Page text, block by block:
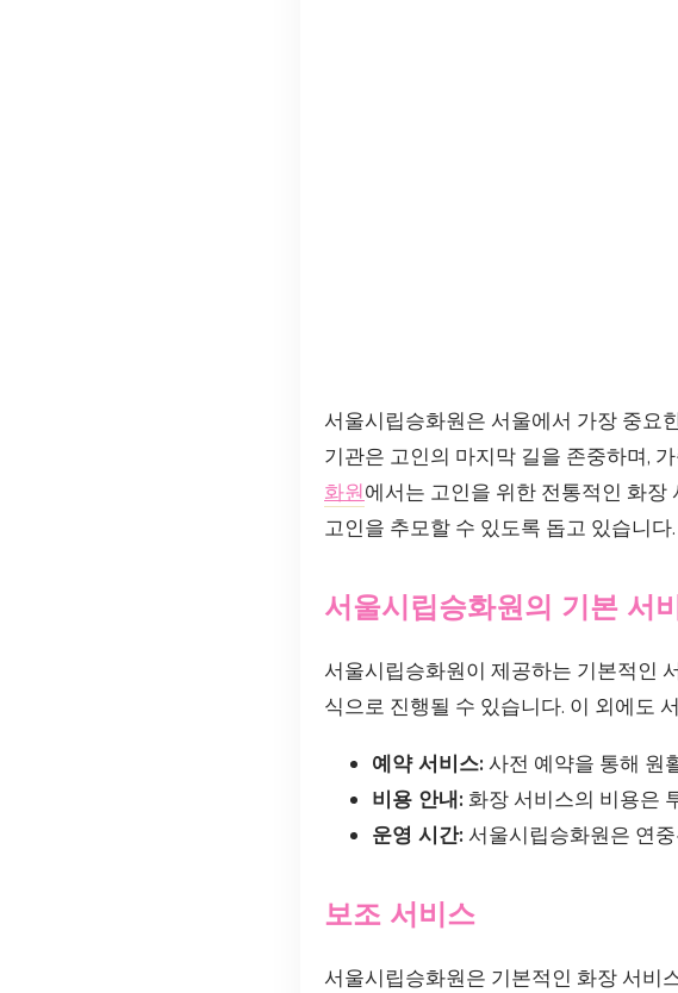
서울시립승화원은 서울에서 가장 중요
기관은 고인의 마지막 길을 존중하며,
화원에서는 고인을 위한 전통적인 화
고인을 추모할 수 있도록 돕고 있습니다.
서울시립승화원의 기본 서
서울시립승화원이 제공하는 기본적인
식으로 진행될 수 있습니다. 이 외에도
예약 서비스: 사전 예약을 통해 원
비용 안내: 화장 서비스의 비용은
운영 시간: 서울시립승화원은 연
보조 서비스
서울시립승화원은 기본적인 화장 서비